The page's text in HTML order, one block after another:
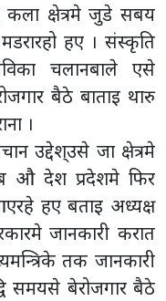
क्षेत्रमे जुडे सबय
हए । संस्कृति
चलानबाले एसे
बैठे बाताइ थारु
।
उद्देश्उसे जा क्षेत्रमे
औ देश प्रदेशमे फिर
हए बताइ अध्यक्ष
जानकारी करात
तक जानकारी
समयसे बेरोजगार बैठे